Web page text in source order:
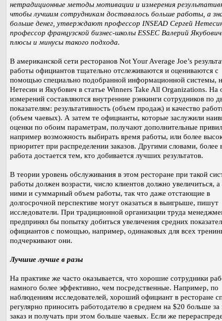
нетрадиционные методы мотивации и измерения
чтобы лучшим сотрудникам доставалось больше работы, а
больше денег, утверждают профессор INSEAD Сергей
профессор французской бизнес-школы ESSEC Валерий
плюсы и минусы такого подхода.
В американской сети ресторанов Not Your Average Joe’s
работы официантов тщательно отслеживаются и оцениваются с
помощью специально подобранной информационной системы,
Нетесин и Якубович в статье Winners Take All Organizations. На
измерений составляются внутренние рэнкинги сотрудников по
показателям: результативность (объем продаж) и качество
(объем чаевых). А затем те официанты, которые заслужили
оценки по обоим параметрам, получают дополнительные
например возможность выбирать время работы, или более
приоритет при распределении заказов. Другими словами, более
работа достается тем, кто добивается лучших результатов.
В теории уровень обслуживания в этом ресторане при такой
работы должен возрасти, число клиентов должно увеличиться, а
ними и суммарный объем работы, так что даже отстающие в
долгосрочной перспективе могут оказаться в выигрыше, пишут
исследователи. При традиционной организации труда
предпринял бы попытку добиться увеличения средних
официантов с помощью, например, одинаковых для всех
подчеркивают они.
Лучшие лучше в разы
На практике же часто оказывается, что хорошие сотрудники
намного более эффективно, чем посредственные. Например, по
наблюдениям исследователей, хороший официант в ресторане
регулярно приносить работодателю в среднем на $20 больше
заказ и получать при этом больше чаевых. Если же